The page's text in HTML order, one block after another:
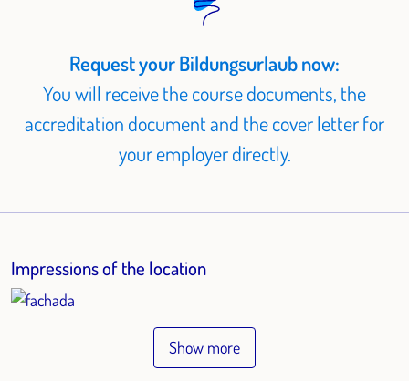
Request your Bildungsurlaub now:
You will receive the course documents, the
accreditation document and the cover letter for
your employer directly.
Impressions of the location
Show more